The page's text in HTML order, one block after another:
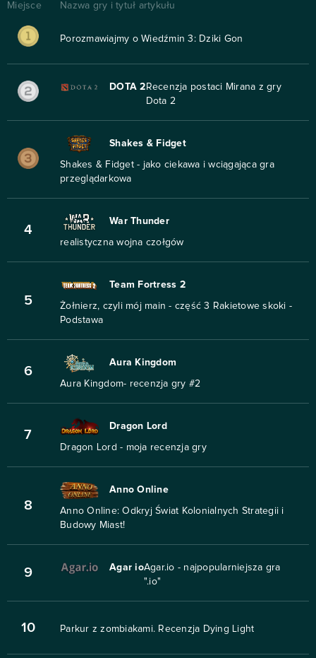
Miejsce Nazwa gry i tytuł artykułu
Porozmawiajmy o Wiedźmin 3: Dziki Gon
DOTA 2 Recenzja postaci Mirana z gry
Dota 2
Shakes & Fidget
Shakes & Fidget - jako ciekawa i wciągająca gra
przeglądarkowa
4
War Thunder
realistyczna wojna czołgów
5
Team Fortress 2
Żołnierz, czyli mój main - część 3 Rakietowe skoki -
Podstawa
6
Aura Kingdom
Aura Kingdom- recenzja gry #2
7
Dragon Lord
Dragon Lord - moja recenzja gry
8
Anno Online
Anno Online: Odkryj Świat Kolonialnych Strategii i
Budowy Miast!
9 Agar ioAgar.io - najpopularniejsza gra
".io"
10 Parkur z zombiakami. Recenzja Dying Light